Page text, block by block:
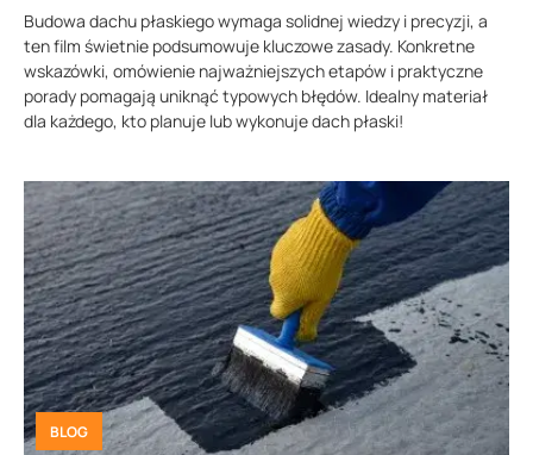
Budowa dachu płaskiego wymaga solidnej wiedzy i precyzji, a
ten film świetnie podsumowuje kluczowe zasady. Konkretne
wskazówki, omówienie najważniejszych etapów i praktyczne
porady pomagają uniknąć typowych błędów. Idealny materiał
dla każdego, kto planuje lub wykonuje dach płaski!
BLOG